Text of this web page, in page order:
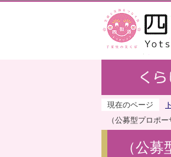
現在のページ
（公募型プロポ
（公